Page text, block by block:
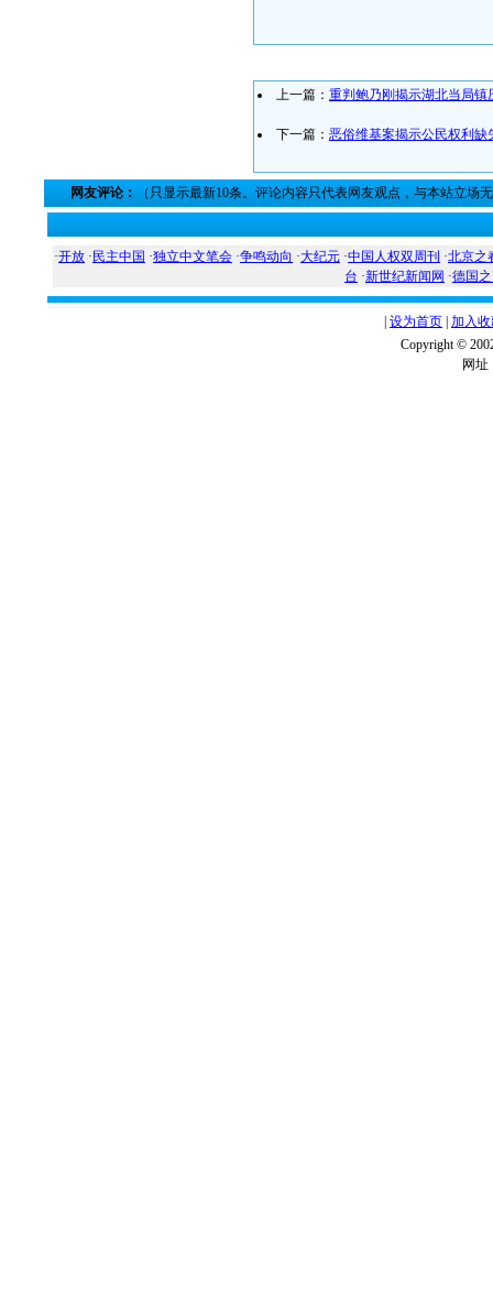
上一篇： 重判鲍乃刚揭示湖北当局镇
下一篇： 恶俗维基案揭示公民权利缺
网友评论： （只显示最新10条。评论内容只代表网友观点，与本站立场
·开放 · 民主中国 ·独立中文笔会 ·争鸣动向 ·大纪元 ·中国人权双周刊 ·北京之
台 ·新世纪新闻网 ·德国
设为首页 加入
Copyright ©
网址